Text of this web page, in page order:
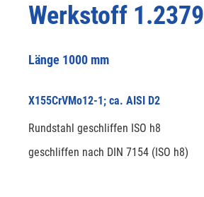
Werkstoff 1.2379
Länge 1000 mm
X155CrVMo12-1; ca. AISI D2
Rundstahl geschliffen ISO h8
geschliffen nach DIN 7154 (ISO h8)